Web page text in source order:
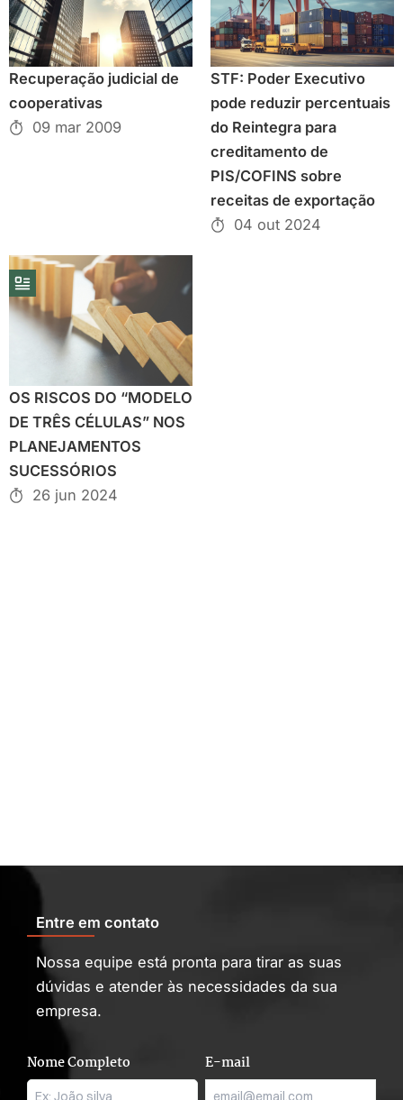
Recuperação judicial de
cooperativas
09 mar 2009
STF: Poder Executivo
pode reduzir percentuais
do Reintegra para
creditamento de
PIS/COFINS sobre
receitas de exportação
04 out 2024
OS RISCOS DO “MODELO
DE TRÊS CÉLULAS” NOS
PLANEJAMENTOS
SUCESSÓRIOS
26 jun 2024
Entre em contato
Nossa equipe está pronta para tirar as suas
dúvidas e atender às necessidades da sua
empresa.
Nome Completo E-mail